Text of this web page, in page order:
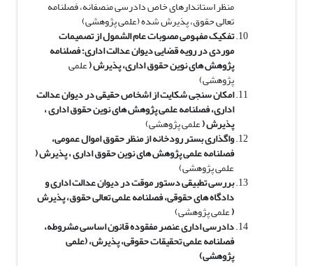
منظر استاندارهای خاص دادرسی منصفانه، فصلنامه
تعالی حقوق، پذیرش شده (علمی پژوهشی)
تفکیک مفهومی مصوبات عام الشمول از تصمیمات
موردی در رویه قضایی دیوان عدالت اداری؛ فصلنامه
پژوهش های نوین حقوق اداری، پذیرش (علمی
پژوهشی)
امکان سنجی شکایت از اشخاص حقیقی در دیوان عدالت
اداری،فصلنامه علمی پژوهش های نوین حقوق اداری ،
پذیرش (علمی پژوهشی)
واگذاری بستر رودخانه از منظر حقوق اموال عمومی،
فصلنامه علمی پژوهش های نوین حقوق اداری ، پذیرش (
علمی پژوهشی)
بررسی تطبیقی دستور موقت در دیوان عدالت اداری و
دادگاه های حقوقی، فصلنامه علمی تعالی حقوق، پذیرش
(علمی پژوهشی)
دادرسی اداری عنصر مفقوده قانون اساسی مشروطه،
فصلنامه علمی تحقیقات حقوقی، پذیرش، (علمی
پژوهشی)